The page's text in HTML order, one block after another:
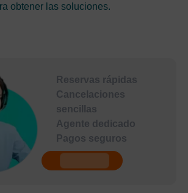
obtener las soluciones.
Reservas rápidas
Cancelaciones
sencillas
Agente dedicado
Pagos seguros